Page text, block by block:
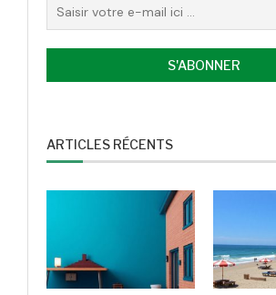
ARTICLES RÉCENTS